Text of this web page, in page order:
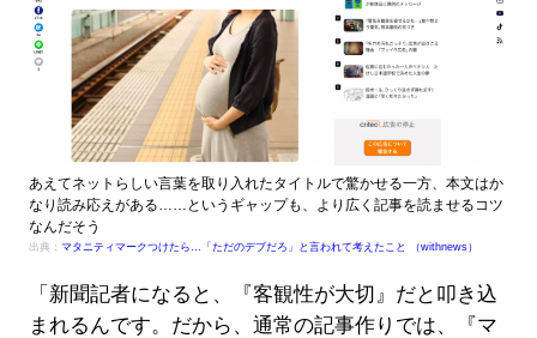
あえてネットらしい言葉を取り入れたタイトルで驚かせる一方、本文はか
なり読み応えがある……というギャップも、より広く記事を読ませるコツ
なんだそう
出典： マタニティマークつけたら…「ただのデブだろ」と言われて考えたこと （withnews）
「新聞記者になると、『客観性が大切』だと叩き込
まれるんです。だから、通常の記事作りでは、『マ